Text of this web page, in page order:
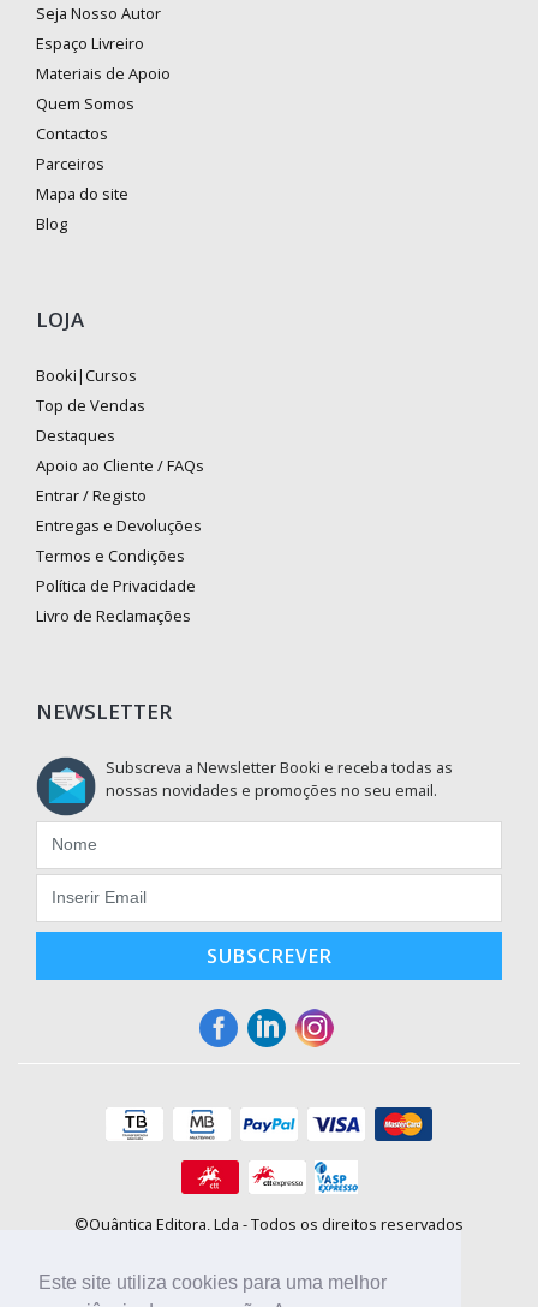
Este site utiliza cookies para uma melhor
Seja Nosso Autor
Espaço Livreiro
Materiais de Apoio
Quem Somos
Contactos
Parceiros
Mapa do site
Blog
LOJA
Booki|Cursos
Top de Vendas
Destaques
Apoio ao Cliente / FAQs
Entrar / Registo
Entregas e Devoluções
Termos e Condições
Política de Privacidade
Livro de Reclamações
NEWSLETTER
Subscreva a Newsletter Booki e receba todas as
nossas novidades e promoções no seu email.
SUBSCREVER
©Quântica Editora, Lda - Todos os direitos reservados
E-mail: info@booki.pt
Tel.: +351 220 104 872(custo de chamada para a rede fixa